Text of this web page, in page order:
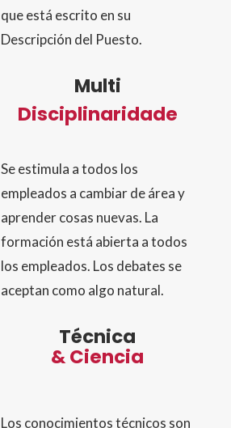
que está escrito en su
Descripción del Puesto.
Multi
Disciplinaridade
Se estimula a todos los
empleados a cambiar de área y
aprender cosas nuevas. La
formación está abierta a todos
los empleados. Los debates se
aceptan como algo natural.
Técnica
& Ciencia
Los conocimientos técnicos son